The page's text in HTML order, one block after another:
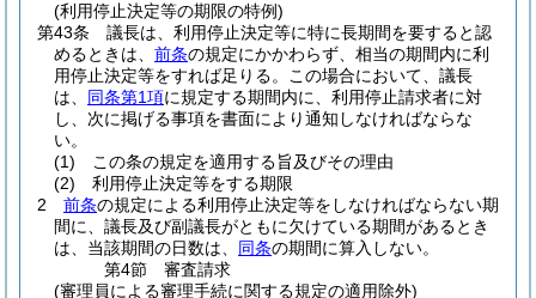
(利用停止決定等の期限の特例)
第43条
議長は、利用停止決定等に特に長期間を要すると認
めるときは、 前条の規定にかかわらず、相当の期間内に利
用停止決定等をすれば足りる。
この場合において、議長
は、 同条第1項に規定する期間内に、利用停止請求者に対
し、次に掲げる事項を書面により通知しなければならな
い。
(1)
この条の規定を適用する旨及びその理由
(2)
利用停止決定等をする期限
2
前条の規定による利用停止決定等をしなければならない期
間に、議長及び副議長がともに欠けている期間があるとき
は、当該期間の日数は、 同条の期間に算入しない。
第4節
審査請求
(審理員による審理手続に関する規定の適用除外)